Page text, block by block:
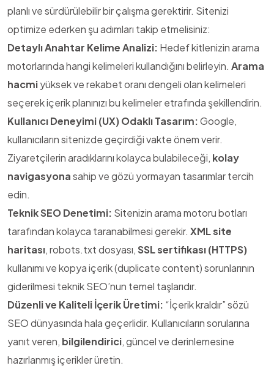
planlı ve sürdürülebilir bir çalışma gerektirir. Sitenizi
optimize ederken şu adımları takip etmelisiniz:
Detaylı Anahtar Kelime Analizi: Hedef kitlenizin arama
motorlarında hangi kelimeleri kullandığını belirleyin. Arama
hacmiyüksek ve rekabet oranı dengeli olan kelimeleri
seçerek içerik planınızı bu kelimeler etrafında şekillendirin.
Kullanıcı Deneyimi (UX) Odaklı Tasarım:Google,
kullanıcıların sitenizde geçirdiği vakte önem verir.
Ziyaretçilerin aradıklarını kolayca bulabileceği, kolay
navigasyonasahip ve gözü yormayan tasarımlar tercih
edin.
Teknik SEO Denetimi: Sitenizin arama motoru botları
tarafından kolayca taranabilmesi gerekir. XML site
haritası, robots.txt dosyası,SSL sertifikası (HTTPS)
kullanımı ve kopya içerik (duplicate content) sorunlarının
giderilmesi teknik SEO’nun temel taşlarıdır.
Düzenli ve Kaliteli İçerik Üretimi: “İçerik kraldır” sözü
SEO dünyasında hala geçerlidir. Kullanıcıların sorularına
yanıt veren, bilgilendirici, güncel ve derinlemesine
hazırlanmış içerikler üretin.